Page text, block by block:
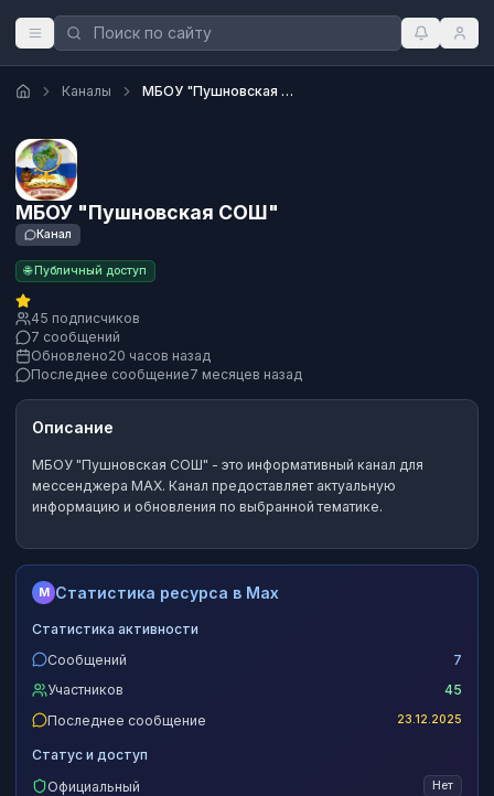
Каналы МБОУ "Пушновская СОШ"
МБОУ "Пушновская СОШ"
Канал
🌐 Публичный доступ
45 подписчиков
7 сообщений
Обновлено20 часов назад
Последнее сообщение7 месяцев назад
Описание
МБОУ "Пушновская СОШ" - это информативный канал для
мессенджера MAX. Канал предоставляет актуальную
информацию и обновления по выбранной тематике.
M Статистика ресурса в Max
Статистика активности
Сообщений
7
Участников
45
Последнее сообщение
23.12.2025
Статус и доступ
Официальный
Нет